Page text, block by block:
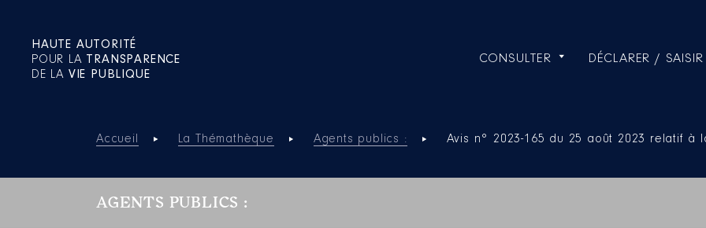
HAUTE AUTORITÉ
POUR LA TRANSPARENCE
DE LA VIE PUBLIQUE
CONSULTER DÉCLARER / SAISIR
Accueil La Thémathèque Agents publics : Avis n° 2023-165 du 25 août 2023 relatif à
AGENTS PUBLICS :